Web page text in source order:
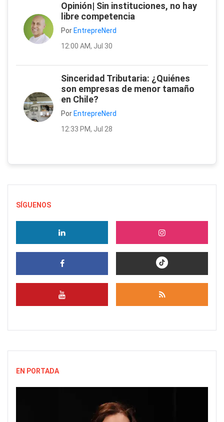
Opinión| Sin instituciones, no hay
libre competencia
Por EntrepreNerd
12:00 AM, Jul 30
Sinceridad Tributaria: ¿Quiénes
son empresas de menor tamaño
en Chile?
Por EntrepreNerd
12:33 PM, Jul 28
SÍGUENOS
EN PORTADA